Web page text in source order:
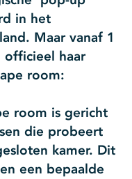
in het
Maar vanaf 1
officieel haar
room:
room is gericht
die probeert
kamer. Dit
een bepaalde